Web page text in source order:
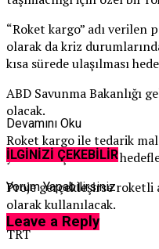
“Roket kargo” adı verilen
olarak da kriz
kısa sürede ulaşılması
ABD Savunma Bakanlığı
olacak.
Roket kargo ile tedarik
yerine ulaştırılması
Proje gerçekleşirse roketli
olarak kullanılacak.
TRT
Devamını Oku
İLGİNİZİ ÇEKEBİLİR
Yorum Yapabilirsiniz
Leave a Reply